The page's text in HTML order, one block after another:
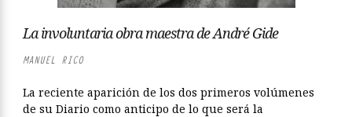
La involuntaria obra maestra de André Gide
MANUEL RICO
La reciente aparición de los dos primeros volúmenes
de su Diario como anticipo de lo que será la